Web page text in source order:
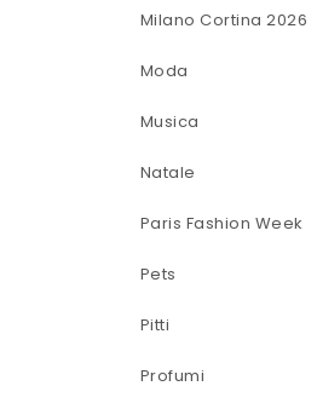
Milano Cortina 2026
Moda
Musica
Natale
Paris Fashion Week
Pets
Pitti
Profumi